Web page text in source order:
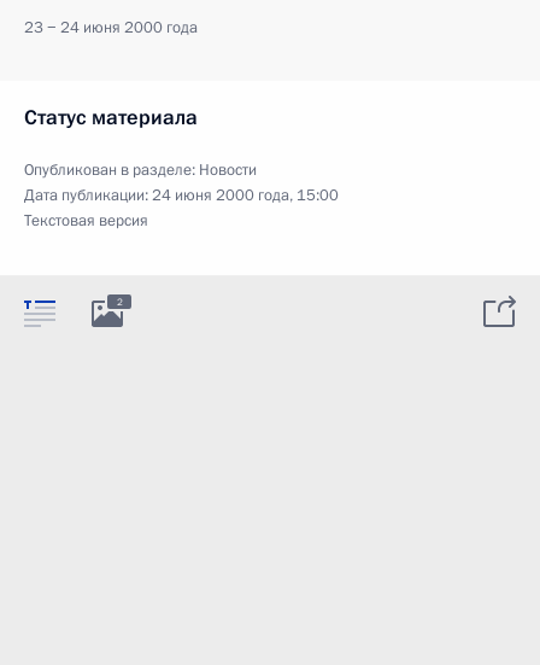
23 − 24 июня 2000 года
Статус материала
Опубликован в разделе: Новости
Дата публикации:24 июня 2000 года, 15:00
Текстовая версия
2